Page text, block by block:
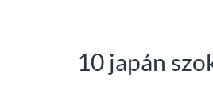
10 japán